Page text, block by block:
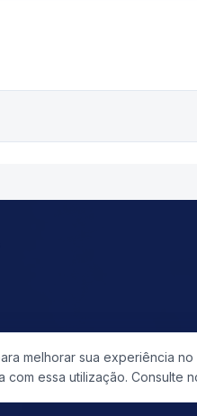
melhorar sua experiência no
essa utilização. Consulte